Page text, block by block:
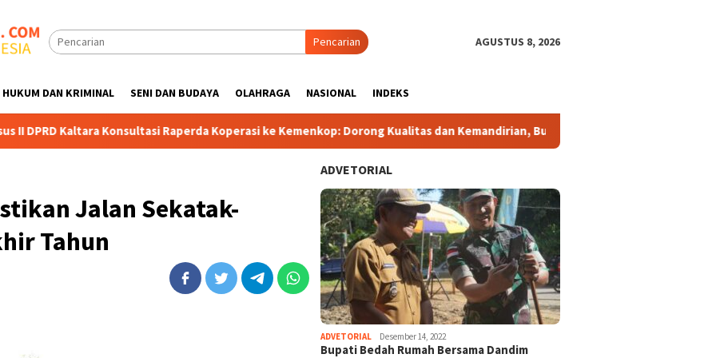
Pencarian AGUSTUS 8, 2026
HUKUM DAN KRIMINAL SENI DAN BUDAYA OLAHRAGA NASIONAL INDEKS
Konsultasi Raperda Koperasi ke Kemenkop: Dorong Kualitas dan Kemandirian, Bukan Sekadar Jumlah
Jalan Sekatak-
Tahun
ADVETORIAL
ADVETORIAL Desember 14, 2022
Bupati Bedah Rumah Bersama Dandim